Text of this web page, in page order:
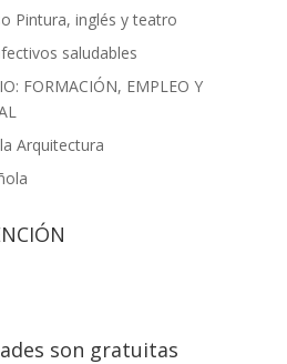
Pintura, inglés y teatro
saludables
FORMACIÓN, EMPLEO Y
Arquitectura
son gratuitas